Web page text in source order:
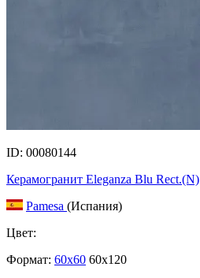
ID: 00080144
Керамогранит Eleganza Blu Rect.(N)
Pamesa (Испания)
Цвет:
Формат: 60x60 60x120